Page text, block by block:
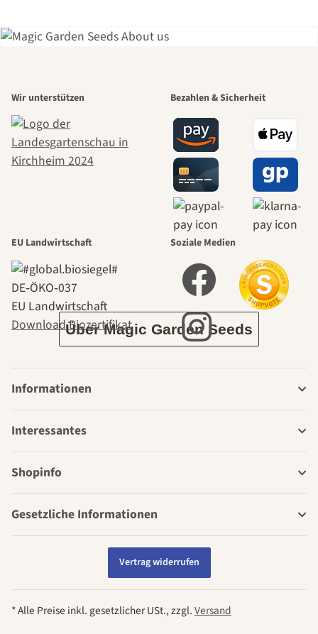
schönsten
Wege zu uns
selbst führt
durch den
Garten
Über Magic Garden Seeds
Wir unterstützen Bezahlen & Sicherheit
EU Landwirtschaft
DE‑ÖKO‑037
EU Landwirtschaft
Download Biozertifikat
Soziale Medien
Informationen
Interessantes
Shopinfo
Gesetzliche Informationen
Vertrag widerrufen
* Alle Preise inkl. gesetzlicher USt., zzgl.Versand